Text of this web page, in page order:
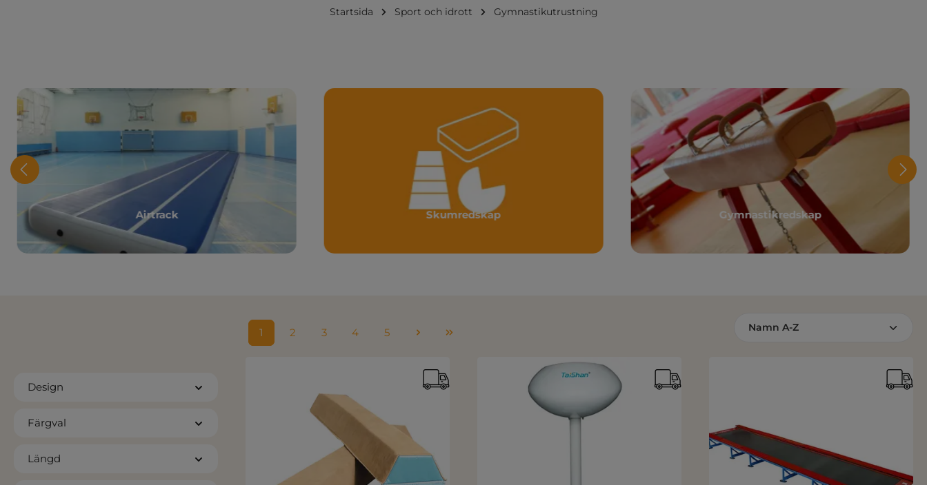
Startsida Sport och idrott Gymnastikutrustning
Airtrack Skumredskap Gymnastikredskap
Design
Färgval
Längd
Sida
1 Sida
2 Sida
3 Sida
4 Sida
5